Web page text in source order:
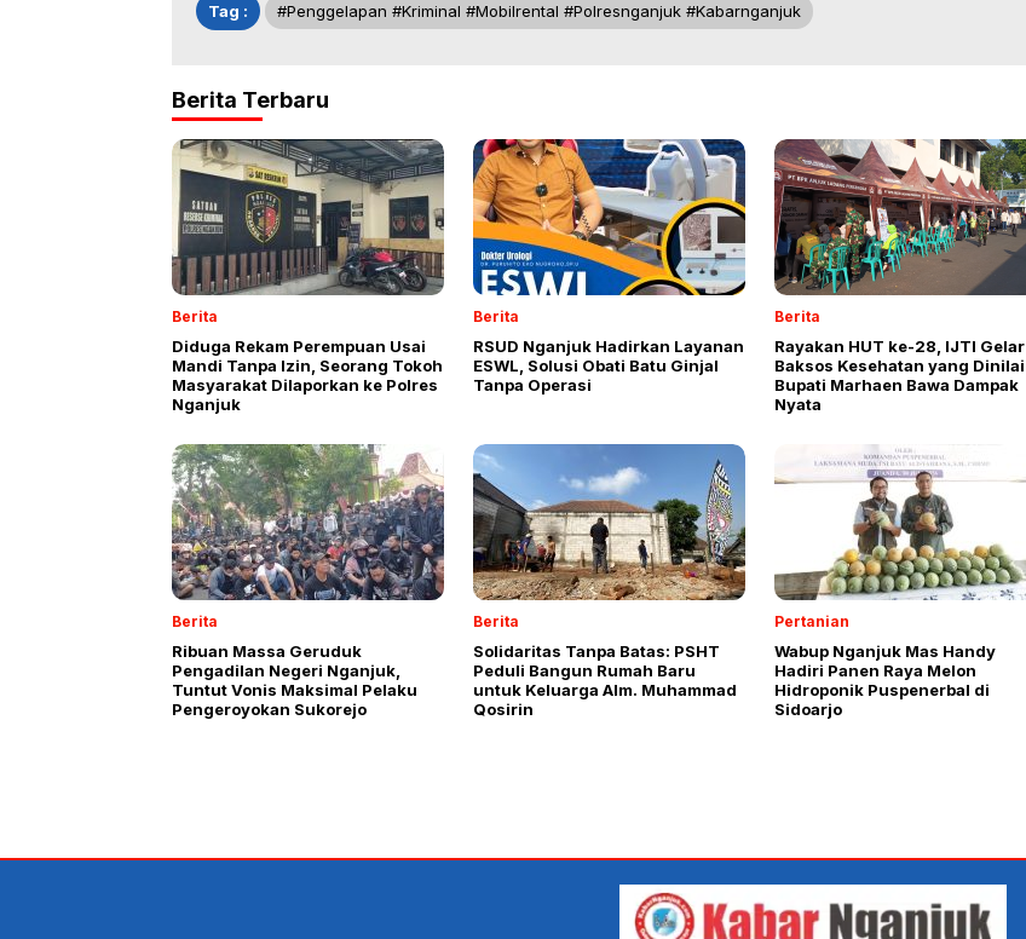
Tag : #penggelapan #kriminal #Mobilrental #polresnganjuk #kabarnganjuk
Berita Terbaru
Berita
Diduga Rekam Perempuan Usai
Mandi Tanpa Izin, Seorang Tokoh
Masyarakat Dilaporkan ke Polres
Nganjuk
Berita
RSUD Nganjuk Hadirkan Layanan
ESWL, Solusi Obati Batu Ginjal
Tanpa Operasi
Berita
Rayakan HUT ke-28, IJTI Gelar
Baksos Kesehatan yang Dinilai
Bupati Marhaen Bawa Dampak
Nyata
Berita
Ribuan Massa Geruduk
Pengadilan Negeri Nganjuk,
Tuntut Vonis Maksimal Pelaku
Pengeroyokan Sukorejo
Berita
Solidaritas Tanpa Batas: PSHT
Peduli Bangun Rumah Baru
untuk Keluarga Alm. Muhammad
Qosirin
Pertanian
Wabup Nganjuk Mas Handy
Hadiri Panen Raya Melon
Hidroponik Puspenerbal di
Sidoarjo